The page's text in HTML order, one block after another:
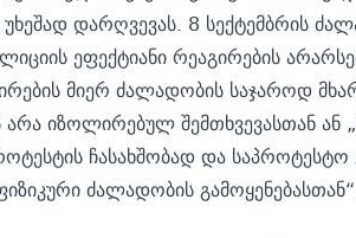
დარღვევას. 8 სექტემბრის
ეფექტიანი რეაგირების
მიერ ძალადობის საჯაროდ
იზოლირებულ შემთხვევასთან ან
ჩასახშობად და საპროტესტო
ძალადობის